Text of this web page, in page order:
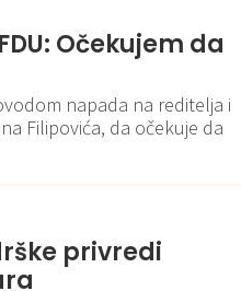
Očekujem da
napada na reditelja i
Filipovića, da očekuje da
privredi